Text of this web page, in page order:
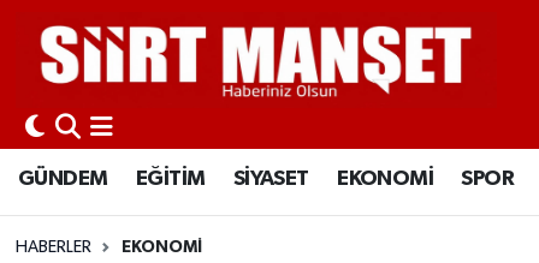
GÜNDEM EĞİTİM SİYASET EKONOMİ SPOR
HABERLER EKONOMİ
GÜNDEM
EĞİTİM
SİYASET
Siirt Nöbetçi Eczaneler
Siirt Hava Durumu
Siirt Namaz Vakitleri